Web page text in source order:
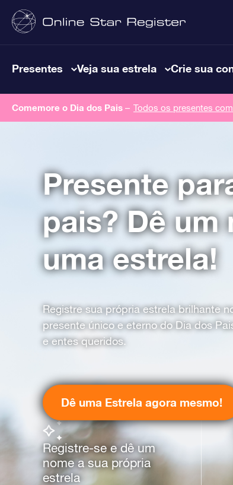
Presentes Veja sua estrela Crie sua
Comemore o Dia dos Pais – Todos os presentes
Presente
pais? Dê um
uma estrela!
Registre sua própria estrela brilhante
presente único e eterno do Dia dos
e entes queridos.
Dê uma Estrela agora mesmo!
Registre-se e dê um
nome a sua própria
estrela